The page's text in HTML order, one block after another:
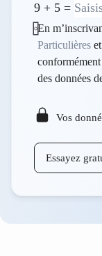
9 + 5 =
En
Particulières
des données
Vos
Essayez